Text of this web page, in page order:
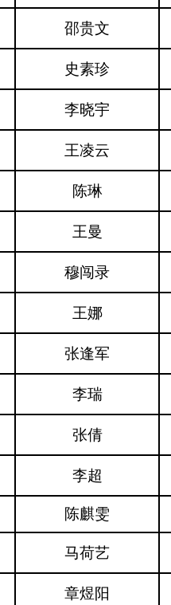
邵贵文
史素珍
李晓宇
王凌云
陈琳
王曼
穆闯录
王娜
张逢军
李瑞
张倩
李超
陈麒雯
马荷艺
章煜阳